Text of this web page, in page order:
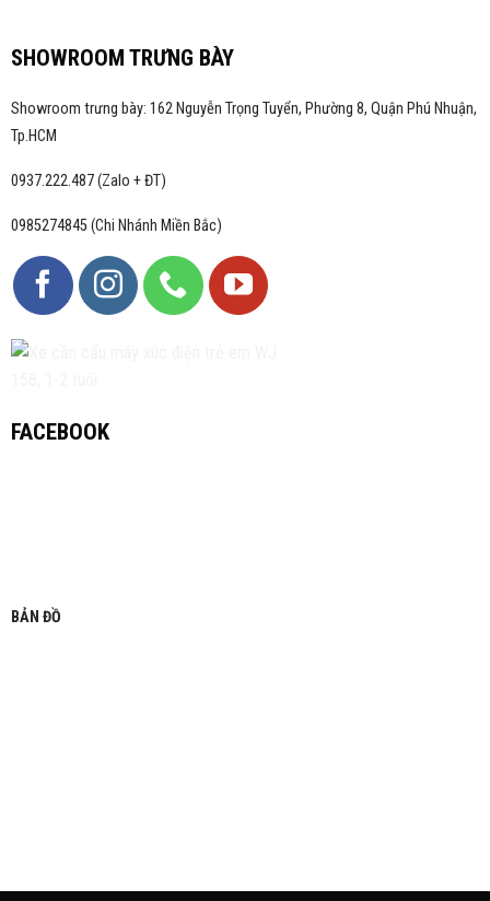
SHOWROOM TRƯNG BÀY
Showroom trưng bày: 162 Nguyễn Trọng Tuyển, Phường 8, Quận Phú Nhuận,
Tp.HCM
0937.222.487 (Zalo + ĐT)
0985274845 (Chi Nhánh Miền Bắc)
FACEBOOK
BẢN ĐỒ